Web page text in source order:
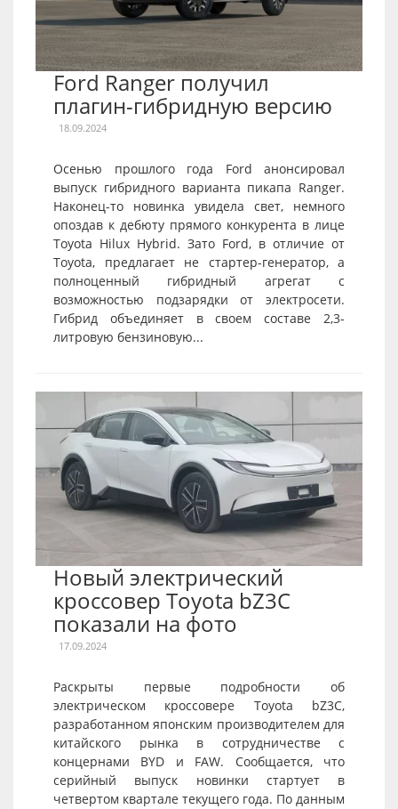
Ford Ranger получил
плагин-гибридную версию
18.09.2024
Осенью прошлого года Ford анонсировал
выпуск гибридного варианта пикапа Ranger.
Наконец-то новинка увидела свет, немного
опоздав к дебюту прямого конкурента в лице
Toyota Hilux Hybrid. Зато Ford, в отличие от
Toyota, предлагает не стартер-генератор, а
полноценный гибридный агрегат с
возможностью подзарядки от электросети.
Гибрид объединяет в своем составе 2,3-
литровую бензиновую...
Новый электрический
кроссовер Toyota bZ3C
показали на фото
17.09.2024
Раскрыты первые подробности об
электрическом кроссовере Toyota bZ3C,
разработанном японским производителем для
китайского рынка в сотрудничестве с
концернами BYD и FAW. Сообщается, что
серийный выпуск новинки стартует в
четвертом квартале текущего года. По данным